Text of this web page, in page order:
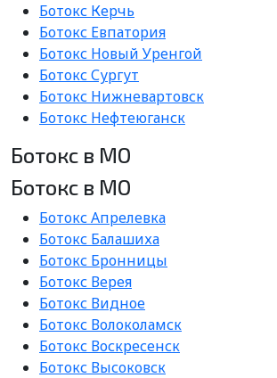
Ботокс Керчь
Ботокс Евпатория
Ботокс Новый Уренгой
Ботокс Сургут
Ботокс Нижневартовск
Ботокс Нефтеюганск
Ботокс в МО
Ботокс в МО
Ботокс Апрелевка
Ботокс Балашиха
Ботокс Бронницы
Ботокс Верея
Ботокс Видное
Ботокс Волоколамск
Ботокс Воскресенск
Ботокс Высоковск